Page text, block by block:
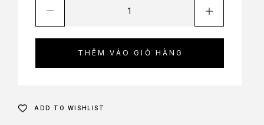
THÊM VÀO GIỎ HÀNG
ADD TO WISHLIST